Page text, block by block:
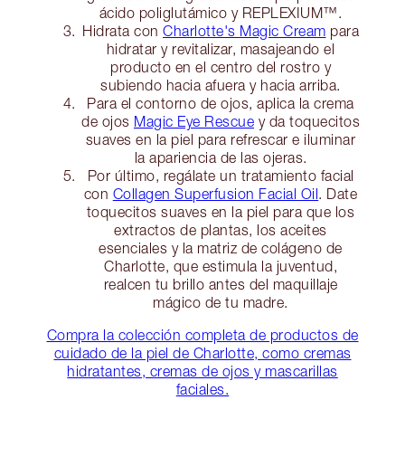
ácido poliglutámico y REPLEXIUM™.
Hidrata con Charlotte's Magic Cream para
hidratar y revitalizar, masajeando el
producto en el centro del rostro y
subiendo hacia afuera y hacia arriba.
Para el contorno de ojos, aplica la crema
de ojos Magic Eye Rescue y da toquecitos
suaves en la piel para refrescar e iluminar
la apariencia de las ojeras.
Por último, regálate un tratamiento facial
con Collagen Superfusion Facial Oil. Date
toquecitos suaves en la piel para que los
extractos de plantas, los aceites
esenciales y la matriz de colágeno de
Charlotte, que estimula la juventud,
realcen tu brillo antes del maquillaje
mágico de tu madre.
Compra la colección completa de productos de
cuidado de la piel de Charlotte, como cremas
hidratantes, cremas de ojos y mascarillas
faciales.